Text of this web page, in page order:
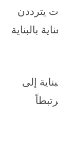
يترددن
بالبناية
إلى